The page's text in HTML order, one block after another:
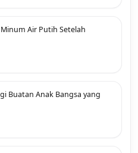
Air Putih Setelah
Buatan Anak Bangsa yang